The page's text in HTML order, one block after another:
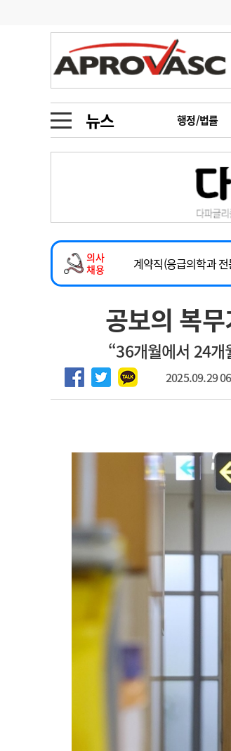
뉴스 행정/법률
금
1
2
3
4
메디인포 인사
오피니언 칼럼
인물 초대석
동영상뉴스
포토뉴스
메디 Hospital 지역병원
인포메이션 행정처분
회사소개
의사
채용
2026년 하반기 인턴
마취통증의학과 임기
계약직(응급의학과
하반기 전공의(레지
2026년 하반기 인턴
마취통증의학과 임기
공보의 복
“36개월에서 24개
2025.09.29